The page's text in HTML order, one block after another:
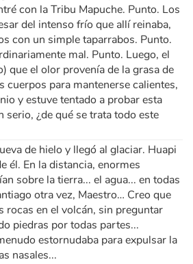
con la Tribu Mapuche. Punto. Los
del intenso frío que allí reinaba,
con un simple taparrabos. Punto.
mal. Punto. Luego, el
que el olor provenía de la grasa de
cuerpos para mantenerse calientes,
y estuve tentado a probar esta
¿de qué se trata todo este
de hielo y llegó al glaciar. Huapi
él. En la distancia, enormes
sobre la tierra... el agua... en todas
otra vez, Maestro… Creo que
rocas en el volcán, sin preguntar
piedras por todas partes...
estornudaba para expulsar la
nasales...